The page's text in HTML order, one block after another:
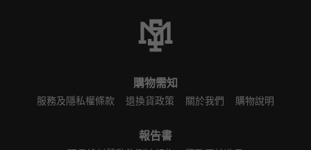
購物需知
服務及隱私權條款 退換貨政策 關於我們 購物說明
報告書